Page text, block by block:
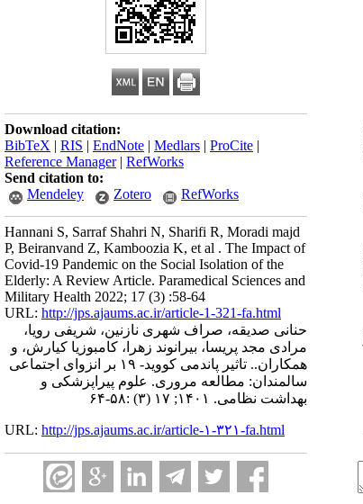
Download citation:
BibTeX | RIS | EndNote | Medlars | ProCite |
Reference Manager| RefWorks
Send citation to:
Mendeley
Zotero RefWorks
Hannani S, Sarraf Shahri N, Sharifi R, Moradi majd
P, Beiranvand Z, Kamboozia K, et al . The Impact of
Covid-19 Pandemic on the Social Isolation of the
Elderly: A Review Article. Paramedical Sciences and
Military Health 2022; 17 (3) :58-64
URL: http://jps.ajaums.ac.ir/article-1-321-fa.html
حنانی صدیقه، صراف شهری نازنین، شریفی رویا،
مرادی مجد پریسا، بیرانوند زهرا، کامبوزیا کیارش، و
همکاران.. تاثیر پاندمی کووید- ۱۹ بر انزوای اجتماعی
سالمندان: مطالعه مروری. علوم پیراپزشکی و
بهداشت نظامی. ۱۴۰۱; ۱۷ (۳) :۵۸-۶۴
URL: http://jps.ajaums.ac.ir/article-۱-۳۲۱-fa.html